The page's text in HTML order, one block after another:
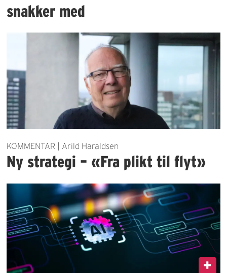
snakker med
KOMMENTAR | Arild Haraldsen
Ny strategi – «Fra plikt til flyt»